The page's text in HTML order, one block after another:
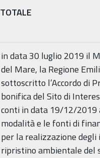
TOTALE
in data 30 luglio 2019 il
del Mare, la Regione
sottoscritto l’Accordo di
bonifica del Sito di
conti in data 19/12/2019
modalità e le fonti di
per la realizzazione
ripristino ambientale del